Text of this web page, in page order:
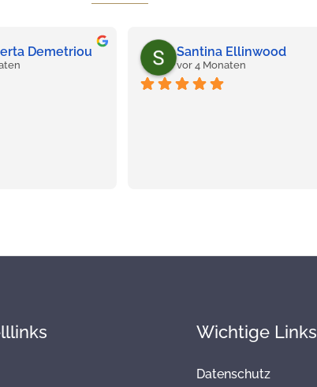
Demetriou Santina Ellinwood
vor 4 Monaten
Wichtige Links
Datenschutz